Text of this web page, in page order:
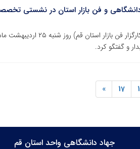
و فن بازار استان در نشستی
مدیرعامل شرکت مهرادتک
و گفتگو کرد.
17
»
جهاد دانشگاهی واحد استان قم